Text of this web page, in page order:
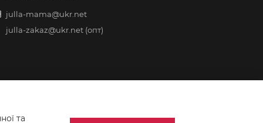
julla-mama@ukr.net
julla-zakaz@ukr.net (опт)
та